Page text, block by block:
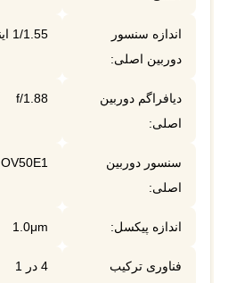
اندازه سنسور
دوربین اصلی:
1/1.55 اینچ
دیافراگم دوربین
اصلی:
f/1.88
سنسور دوربین
اصلی:
OV50E1
اندازه پیکسل: 1.0μm
فناوری ترکیب
4 در 1